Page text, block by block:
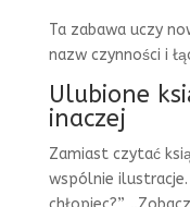
Ta zabawa uczy
nazw czynności i
Ulubione
inaczej
Zamiast czytać
wspólnie ilustracje.